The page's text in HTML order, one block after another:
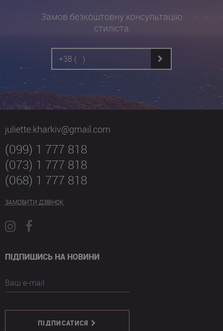
Замов безкоштовну консультацію
стиліста
juliette.kharkiv@gmail.com
(099) 1 777 818
(073) 1 777 818
(068) 1 777 818
ЗАМОВИТИ ДЗВІНОК
ПІДПИШИСЬ НА НОВИНИ
Ваш e-mail
ПІДПИСАТИСЯ